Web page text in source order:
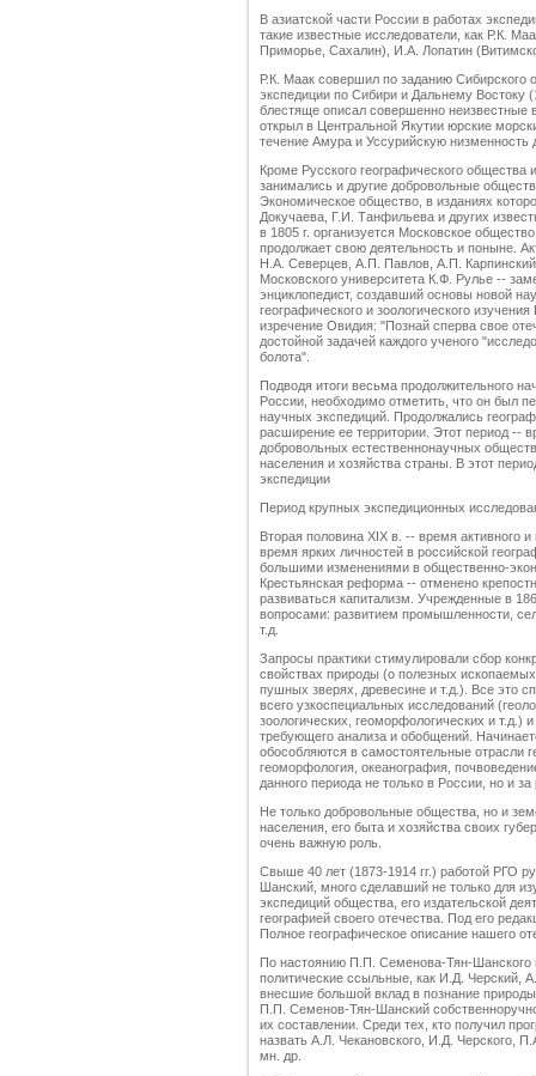
В азиатской части России в работах
такие известные исследователи, как Р.К.
Приморье, Сахалин), И.А. Лопатин
Р.К. Маак совершил по заданию Сибирского
экспедиции по Сибири и Дальнему Востоку
блестяще описал совершенно
открыл в Центральной Якутии юрские
течение Амура и Уссурийскую низменность
Кроме Русского географического
занимались и другие добровольные
Экономическое общество, в изданиях
Докучаева, Г.И. Танфильева и других
в 1805 г. организуется Московское
продолжает свою деятельность и поныне.
Н.А. Северцев, А.П. Павлов, А.П.
Московского университета К.Ф. Рулье --
энциклопедист, создавший основы новой
географического и зоологического
изречение Овидия: "Познай сперва свое
достойной задачей каждого ученого
болота".
Подводя итоги весьма продолжительного
России, необходимо отметить, что он был
научных экспедиций. Продолжались
расширение ее территории. Этот период --
добровольных естественнонаучных
населения и хозяйства страны. В этот
экспедиции
Период крупных экспедиционных
Вторая половина XIX в. -- время активного
время ярких личностей в российской
большими изменениями в общественно-
Крестьянская реформа -- отменено
развиваться капитализм. Учрежденные в
вопросами: развитием промышленности,
т.д.
Запросы практики стимулировали сбор
свойствах природы (о полезных
пушных зверях, древесине и т.д.). Все это
всего узкоспециальных исследований
зоологических, геоморфологических и т.д.)
требующего анализа и обобщений.
обособляются в самостоятельные отрасли
геоморфология, океанография,
данного периода не только в России, но и
Не только добровольные общества, но и
населения, его быта и хозяйства своих
очень важную роль.
Свыше 40 лет (1873-1914 гг.) работой РГО
Шанский, много сделавший не только для
экспедиций общества, его издательской
географией своего отечества. Под его
Полное географическое описание нашего
По настоянию П.П. Семенова-Тян-Шанского
политические ссыльные, как И.Д. Черский,
внесшие большой вклад в познание
П.П. Семенов-Тян-Шанский
их составлении. Среди тех, кто получил
назвать А.Л. Чекановского, И.Д. Черского,
мн. др.